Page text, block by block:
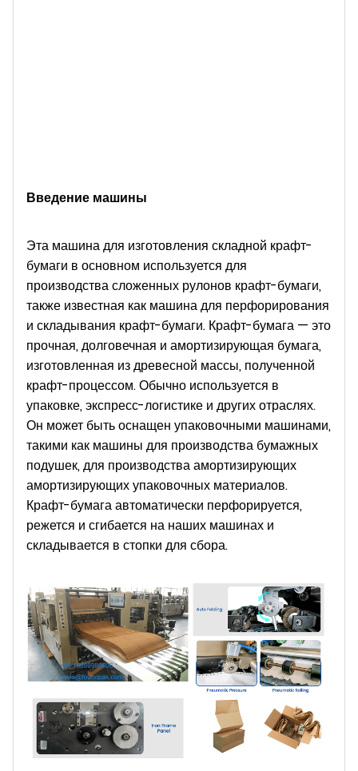
Введение машины
Эта машина для изготовления складной крафт-
бумаги в основном используется для
производства сложенных рулонов крафт-бумаги,
также известная как машина для перфорирования
и складывания крафт-бумаги. Крафт-бумага — это
прочная, долговечная и амортизирующая бумага,
изготовленная из древесной массы, полученной
крафт-процессом. Обычно используется в
упаковке, экспресс-логистике и других отраслях.
Он может быть оснащен упаковочными машинами,
такими как машины для производства бумажных
подушек, для производства амортизирующих
амортизирующих упаковочных материалов.
Крафт-бумага автоматически перфорируется,
режется и сгибается на наших машинах и
складывается в стопки для сбора.